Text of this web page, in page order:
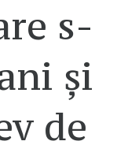
s-
și
de